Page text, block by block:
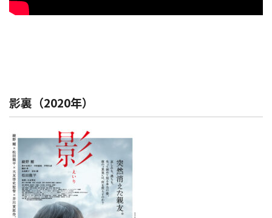
影裏（2020年）